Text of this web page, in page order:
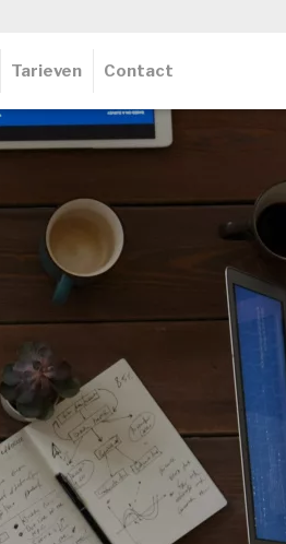
Tarieven Contact